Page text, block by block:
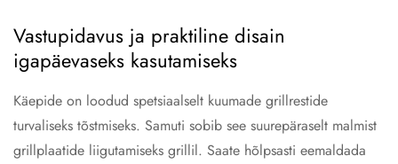
Vastupidavus ja praktiline disain
igapäevaseks kasutamiseks
Käepide on loodud spetsiaalselt kuumade grillrestide
turvaliseks tõstmiseks. Samuti sobib see suurepäraselt malmist
grillplaatide liigutamiseks grillil. Saate hõlpsasti eemaldada